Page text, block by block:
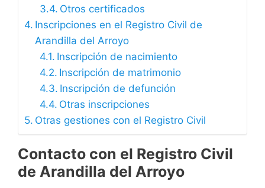
Otros certificados
Inscripciones en el Registro Civil de
Arandilla del Arroyo
Inscripción de nacimiento
Inscripción de matrimonio
Inscripción de defunción
Otras inscripciones
Otras gestiones con el Registro Civil
Contacto con el Registro Civil
de Arandilla del Arroyo